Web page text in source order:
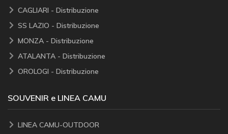
CAGLIARI - Distribuzione
SS LAZIO - Distribuzione
MONZA - Distribuzione
ATALANTA - Distribuzione
OROLOGI - Distribuzione
SOUVENIR e LINEA CAMU
LINEA CAMU-OUTDOOR